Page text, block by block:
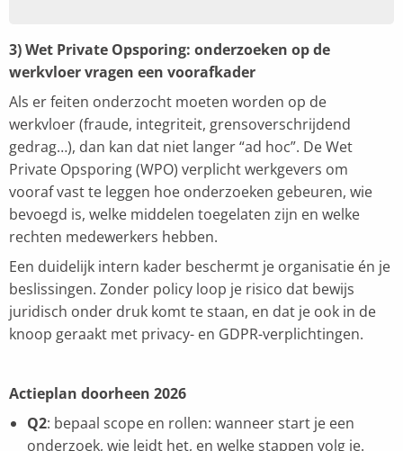
3) Wet Private Opsporing: onderzoeken op de
werkvloer vragen een voorafkader
Als er feiten onderzocht moeten worden op de
werkvloer (fraude, integriteit, grensoverschrijdend
gedrag…), dan kan dat niet langer “ad hoc”. De Wet
Private Opsporing (WPO) verplicht werkgevers om
vooraf vast te leggen hoe onderzoeken gebeuren, wie
bevoegd is, welke middelen toegelaten zijn en welke
rechten medewerkers hebben.
Een duidelijk intern kader beschermt je organisatie én je
beslissingen. Zonder policy loop je risico dat bewijs
juridisch onder druk komt te staan, en dat je ook in de
knoop geraakt met privacy- en GDPR-verplichtingen.
Actieplan doorheen 2026
Q2: bepaal scope en rollen: wanneer start je een
onderzoek, wie leidt het, en welke stappen volg je.